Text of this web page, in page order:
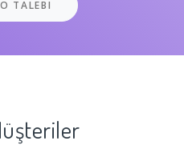
TALEBI